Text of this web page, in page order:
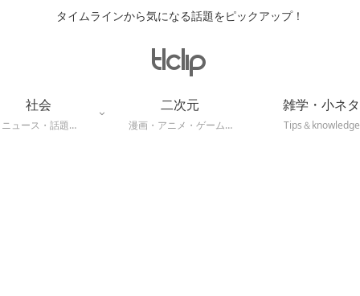
タイムラインから気になる話題をピックアップ！
社会
ニュース・話題…
二次元
漫画・アニメ・ゲーム…
雑学・小ネタ
Tips＆knowledge